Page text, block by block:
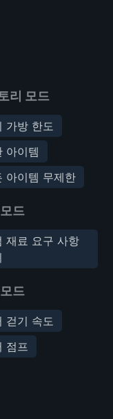
리 모드
가방 한도
아이템
아이템 무제한
드
재료 요구 사항
드
걷기 속도
점프